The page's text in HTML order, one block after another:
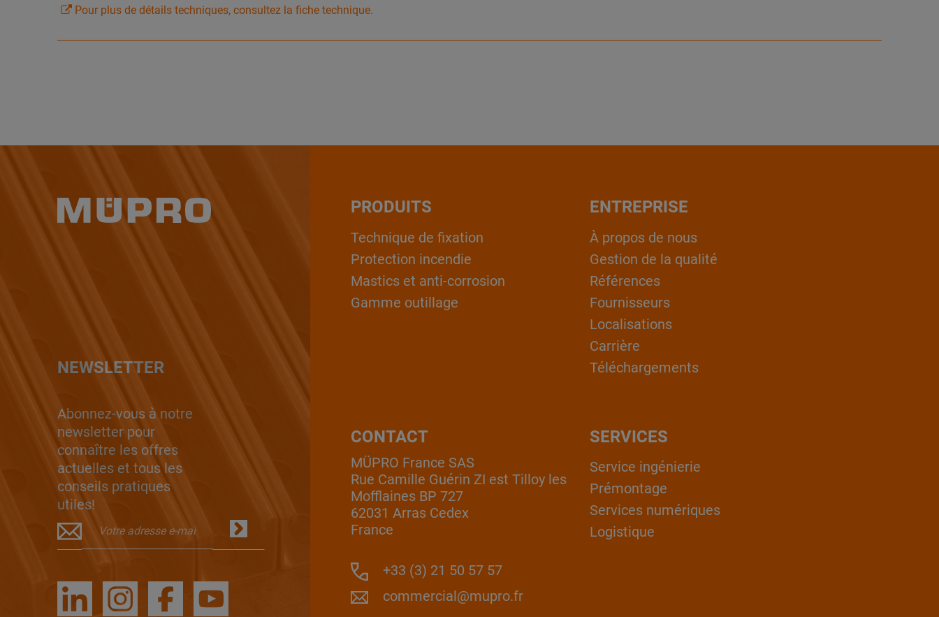
Pour plus de détails techniques, consultez la fiche technique.
NEWSLETTER
Abonnez-vous à notre
newsletter pour
connaître les offres
actuelles et tous les
conseils pratiques
utiles!
PRODUITS
Technique de fixation
Protection incendie
Mastics et anti-corrosion
Gamme outillage
ENTREPRISE
À propos de nous
Gestion de la qualité
Références
Fournisseurs
Localisations
Carrière
Téléchargements
CONTACT
MÜPRO France SAS
Rue Camille Guérin ZI est Tilloy les
Mofflaines BP 727
62031 Arras Cedex
France
+33 (3) 21 50 57 57
commercial@mupro.fr
SERVICES
Service ingénierie
Prémontage
Services numériques
Logistique